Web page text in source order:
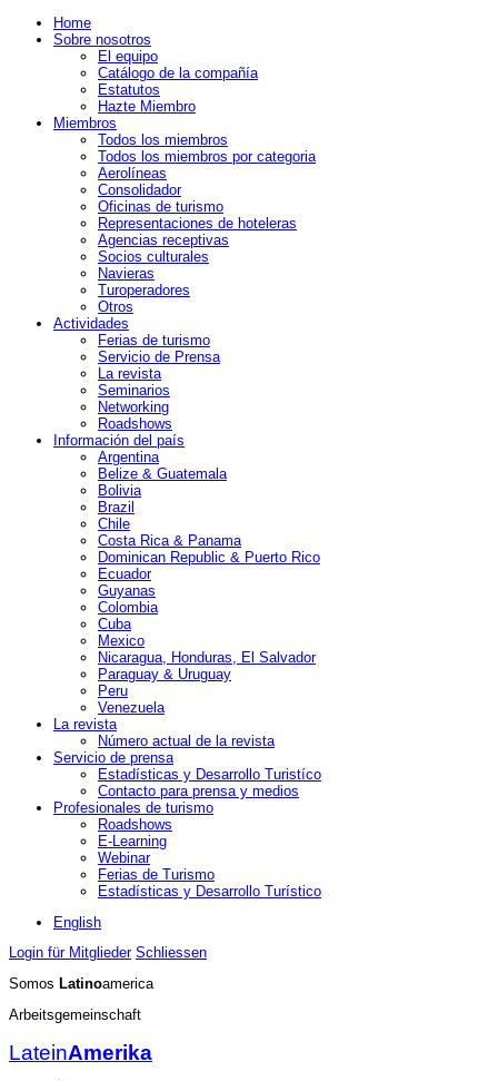
Home
Sobre nosotros
El equipo
Catálogo de la compañía
Estatutos
Hazte Miembro
Miembros
Todos los miembros
Todos los miembros por categoria
Aerolíneas
Consolidador
Oficinas de turismo
Representaciones de hoteleras
Agencias receptivas
Socios culturales
Navieras
Turoperadores
Otros
Actividades
Ferias de turismo
Servicio de Prensa
La revista
Seminarios
Networking
Roadshows
Información del país
Argentina
Belize & Guatemala
Bolivia
Brazil
Chile
Costa Rica & Panama
Dominican Republic & Puerto Rico
Ecuador
Guyanas
Colombia
Cuba
Mexico
Nicaragua, Honduras, El Salvador
Paraguay & Uruguay
Peru
Venezuela
La revista
Número actual de la revista
Servicio de prensa
Estadísticas y Desarrollo Turistíco
Contacto para prensa y medios
Profesionales de turismo
Roadshows
E-Learning
Webinar
Ferias de Turismo
Estadísticas y Desarrollo Turístico
English
Login für Mitglieder Schliessen
Somos Latinoamerica
Arbeitsgemeinschaft
LateinAmerika